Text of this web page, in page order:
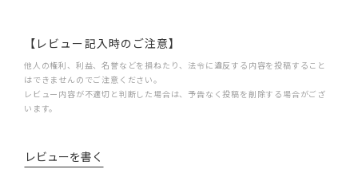
【レビュー記入時のご注意】
他人の権利、利益、名誉などを損ねたり、法令に違反する内容を投稿すること
はできませんのでご注意ください。
レビュー内容が不適切と判断した場合は、予告なく投稿を削除する場合がござ
います。
レビューを書く